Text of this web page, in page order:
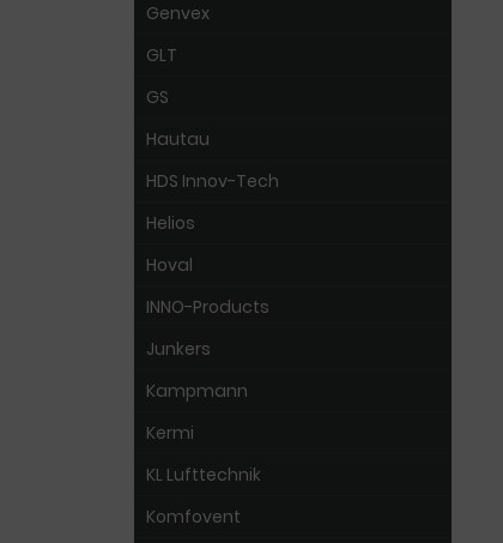
Genvex
GLT
GS
Hautau
HDS Innov-Tech
Helios
Hoval
INNO-Products
Junkers
Kampmann
Kermi
KL Lufttechnik
Komfovent